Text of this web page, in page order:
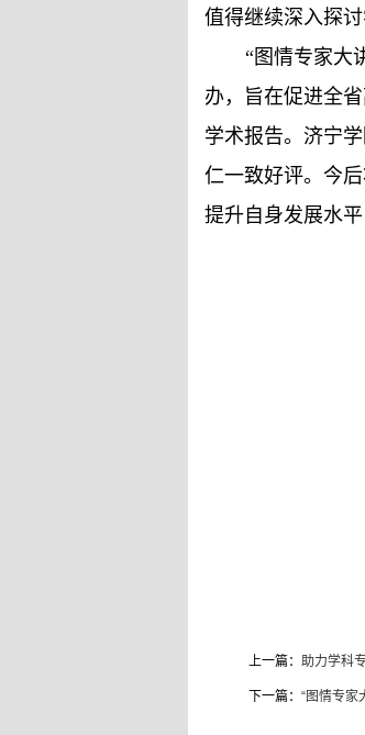
值得继续深入探讨
“图情专家大
办，旨在促进全
学术报告。济宁
仁一致好评。今
提升自身发展水
上一篇： 助力学科
下一篇： “图情专家